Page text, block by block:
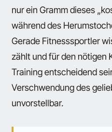
nur ein Gramm dieses
während des
Gerade Fitnesssportler
zählt und für den nötigen
Training entscheidend
Verschwendung des
unvorstellbar.